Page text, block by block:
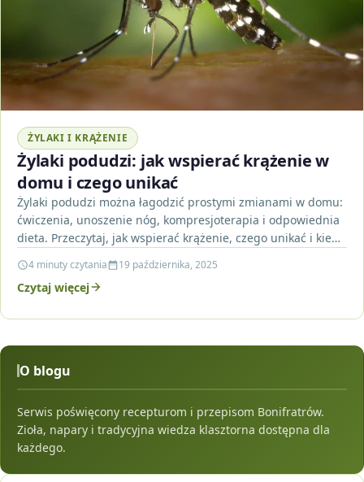
ŻYLAKI I KRĄŻENIE
Żylaki podudzi: jak wspierać krążenie w
domu i czego unikać
Żylaki podudzi można łagodzić prostymi zmianami w domu:
ćwiczenia, unoszenie nóg, kompresjoterapia i odpowiednia
dieta. Przeczytaj, jak wspierać krążenie, czego unikać i kiedy
4 minuty czytania 19 października, 2025
Czytaj więcej
O blogu
Serwis poświęcony recepturom i przepisom Bonifratrów.
Zioła, napary i tradycyjna wiedza klasztorna dostępna dla
każdego.